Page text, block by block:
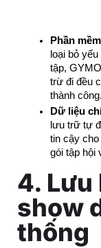
Phần
loại bỏ
tập,
trừ đi đều
thành công.
Dữ liệu
lưu trữ tự
tin cậy cho
gói tập hội
4.
show
thống